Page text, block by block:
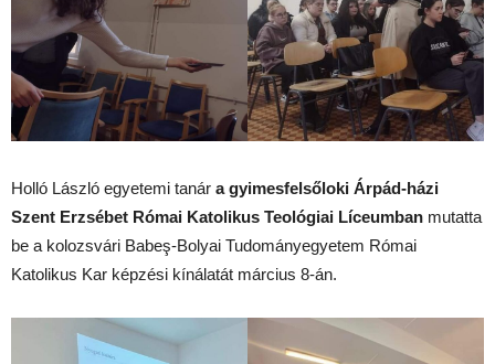
Holló László egyetemi tanár a gyimesfelsőloki Árpád-házi
Szent Erzsébet Római Katolikus Teológiai Líceumban mutatta
be a kolozsvári Babeş-Bolyai Tudományegyetem Római
Katolikus Kar képzési kínálatát március 8-án.